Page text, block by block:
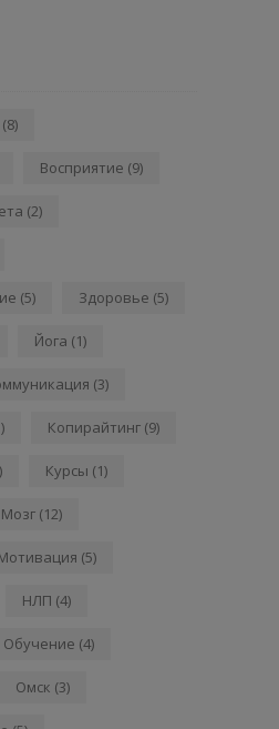
(8)
Восприятие (9)
(2)
(5) Здоровье (5)
Йога (1)
(3)
Копирайтинг (9)
Курсы (1)
Мозг (12)
(5)
НЛП (4)
Обучение (4)
Омск (3)